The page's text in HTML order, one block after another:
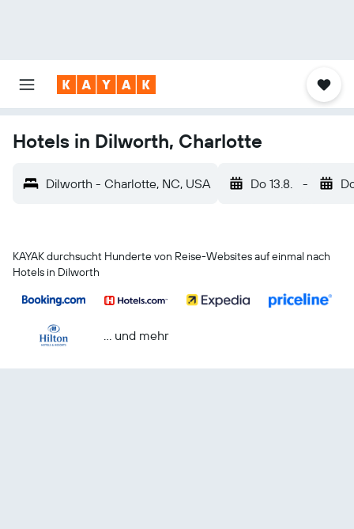
Hotels in Dilworth, Charlotte
Dilworth - Charlotte, NC, USA Do 13.8. -
KAYAK durchsucht Hunderte von Reise-Websites auf einmal nach
Hotels in Dilworth
… und mehr